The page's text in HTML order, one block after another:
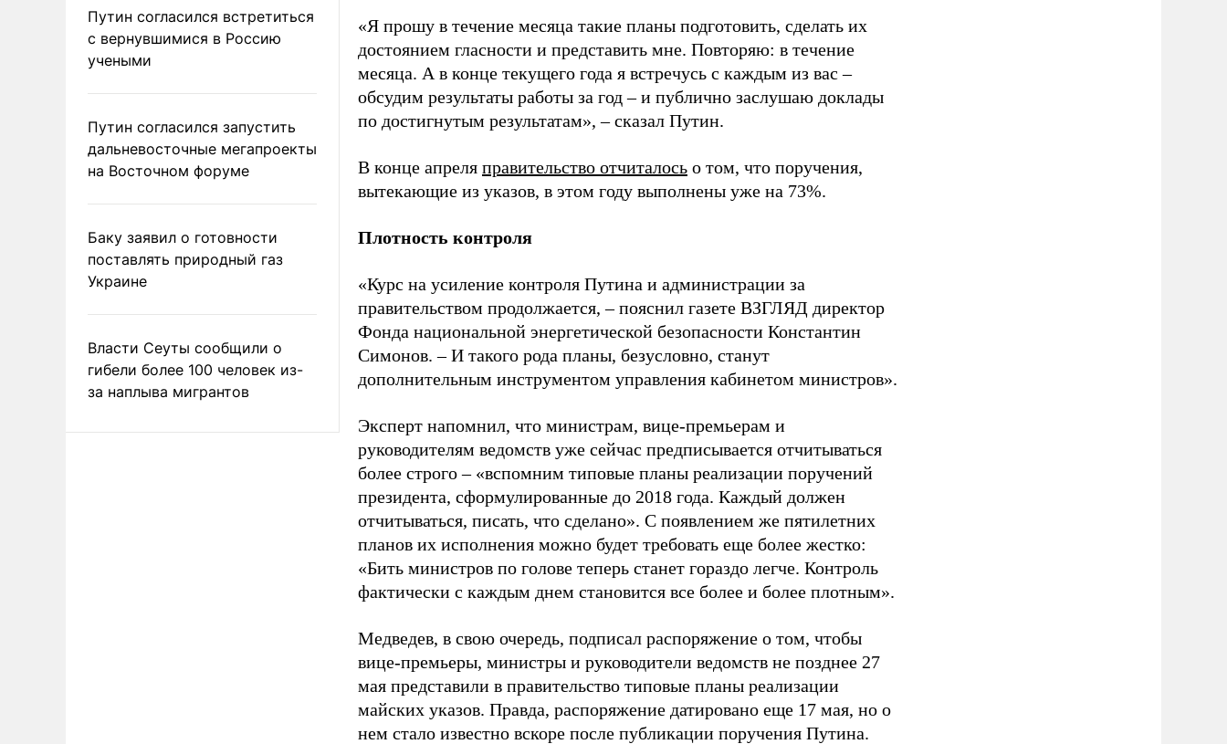
Путин согласился встретиться
с вернувшимися в Россию
учеными
Путин согласился запустить
дальневосточные мегапроекты
на Восточном форуме
Баку заявил о готовности
поставлять природный газ
Украине
Власти Сеуты сообщили о
гибели более 100 человек из-
за наплыва мигрантов
«Я прошу в течение месяца такие планы подготовить, сделать их
достоянием гласности и представить мне. Повторяю: в течение
месяца. А в конце текущего года я встречусь с каждым из вас –
обсудим результаты работы за год – и публично заслушаю доклады
по достигнутым результатам», – сказал Путин.
В конце апреля правительство отчиталось о том, что поручения,
вытекающие из указов, в этом году выполнены уже на 73%.
Плотность контроля
«Курс на усиление контроля Путина и администрации за
правительством продолжается, – пояснил газете ВЗГЛЯД директор
Фонда национальной энергетической безопасности Константин
Симонов. – И такого рода планы, безусловно, станут
дополнительным инструментом управления кабинетом министров».
Эксперт напомнил, что министрам, вице-премьерам и
руководителям ведомств уже сейчас предписывается отчитываться
более строго – «вспомним типовые планы реализации поручений
президента, сформулированные до 2018 года. Каждый должен
отчитываться, писать, что сделано». С появлением же пятилетних
планов их исполнения можно будет требовать еще более жестко:
«Бить министров по голове теперь станет гораздо легче. Контроль
фактически с каждым днем становится все более и более плотным».
Медведев, в свою очередь, подписал распоряжение о том, чтобы
вице-премьеры, министры и руководители ведомств не позднее 27
мая представили в правительство типовые планы реализации
майских указов. Правда, распоряжение датировано еще 17 мая, но о
нем стало известно вскоре после публикации поручения Путина.